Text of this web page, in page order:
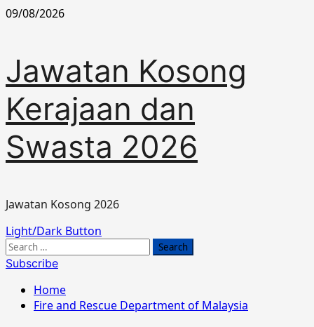
Skip
09/08/2026
Jawatan Kosong
Kerajaan dan
Swasta 2026
Jawatan Kosong 2026
Primary
Menu
Light/Dark Button
Search
for:
Subscribe
Home
Fire and Rescue Department of Malaysia